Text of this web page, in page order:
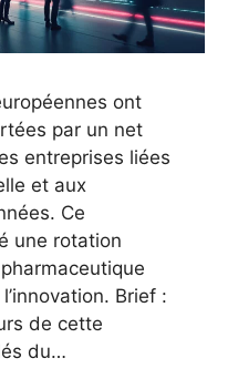
ont
par un net
entreprises liées
et aux
Ce
une rotation
Brief :
de cette
du…